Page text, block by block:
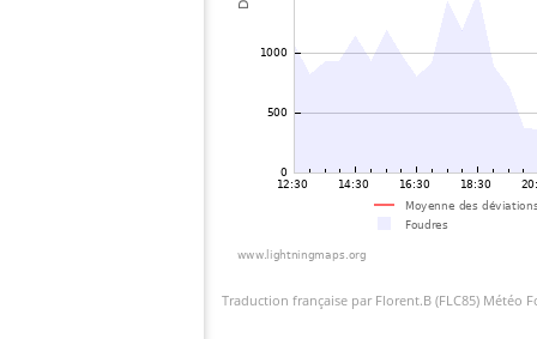
Traduction française par Florent.B (FLC85) Météo